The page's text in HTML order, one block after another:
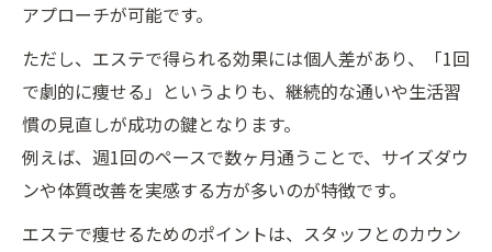
アプローチが可能です。
ただし、エステで得られる効果には個人差があり、「1回
で劇的に痩せる」というよりも、継続的な通いや生活習
慣の見直しが成功の鍵となります。
例えば、週1回のペースで数ヶ月通うことで、サイズダウ
ンや体質改善を実感する方が多いのが特徴です。
エステで痩せるためのポイントは、スタッフとのカウン